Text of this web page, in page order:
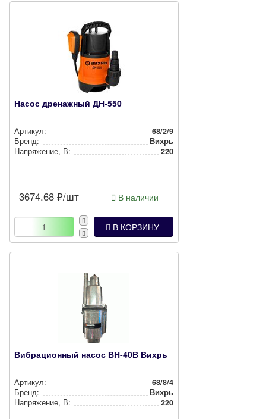
Насос дренажный ДН-550
Артикул:
68/2/9
Бренд:
Вихрь
Нап­ря­же­ние, В:
220
3674.68 ₽/шт В наличии
В КОРЗИНУ
Вибрационный насос ВН-40В Вихрь
Артикул:
68/8/4
Бренд:
Вихрь
Нап­ря­же­ние, В:
220